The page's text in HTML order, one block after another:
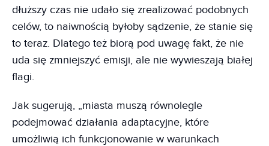
dłuższy czas nie udało się zrealizować podobnych
celów, to naiwnością byłoby sądzenie, że stanie się
to teraz. Dlatego też biorą pod uwagę fakt, że nie
uda się zmniejszyć emisji, ale nie wywieszają białej
flagi.
Jak sugerują, „miasta muszą równolegle
podejmować działania adaptacyjne, które
umożliwią ich funkcjonowanie w warunkach